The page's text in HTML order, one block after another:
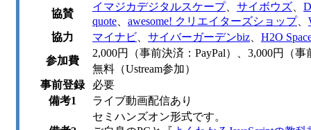
協賛
イマジカデジタルスケープ、 サイボウズ、
quote、 awesome! クリエイターズショップ、
協力
マイナビ、 サイバーガーデンbiz、 H2O
参加費
2,000円（事前決済：PayPal）、3,000円（
無料（Ustream参加）
事前登録
必要
備考1
ライブ動画配信あり
セミハンズオン形式です。